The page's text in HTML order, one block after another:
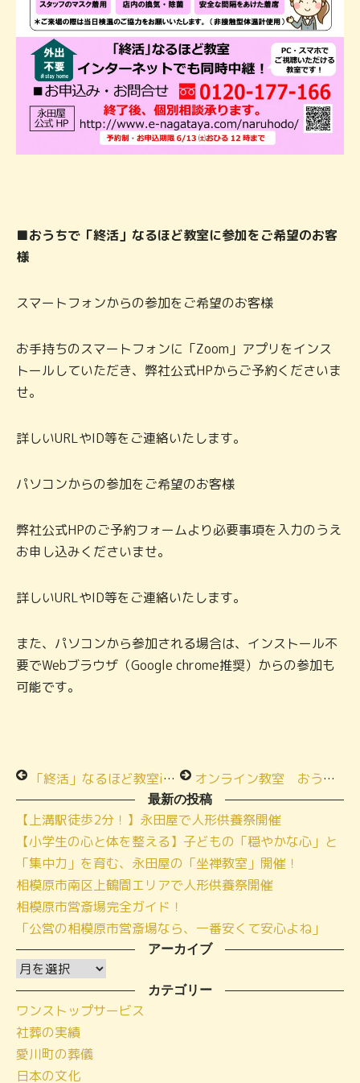
■おうちで「終活」なるほど教室に参加をご希望のお客
様
スマートフォンからの参加をご希望のお客様
お手持ちのスマートフォンに「Zoom」アプリをインス
トールしていただき、弊社公式HPからご予約くださいま
せ。
詳しいURLやID等をご連絡いたします。
パソコンからの参加をご希望のお客様
弊社公式HPのご予約フォームより必要事項を入力のうえ
お申し込みくださいませ。
詳しいURLやID等をご連絡いたします。
また、パソコンから参加される場合は、インストール不
要でWebブラウザ（Google chrome推奨）からの参加も
可能です。
「終活」なるほど教室inメモリアルハウス西橋本 オンライン教室 おうちで「終活」なるほど教室開催いたしました！
最新の投稿
【上溝駅徒歩2分！】永田屋で人形供養祭開催
【小学生の心と体を整える】子どもの「穏やかな心」と
「集中力」を育む、永田屋の「坐禅教室」開催！
相模原市南区上鶴間エリアで人形供養祭開催
相模原市営斎場完全ガイド！
「公営の相模原市営斎場なら、一番安くて安心よね」
アーカイブ
ア
ー
カ
イ
ブ
カテゴリー
ワンストップサービス
社葬の実績
愛川町の葬儀
日本の文化